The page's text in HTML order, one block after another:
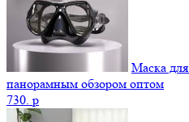
Маска
панорамным обзором оптом
730. p